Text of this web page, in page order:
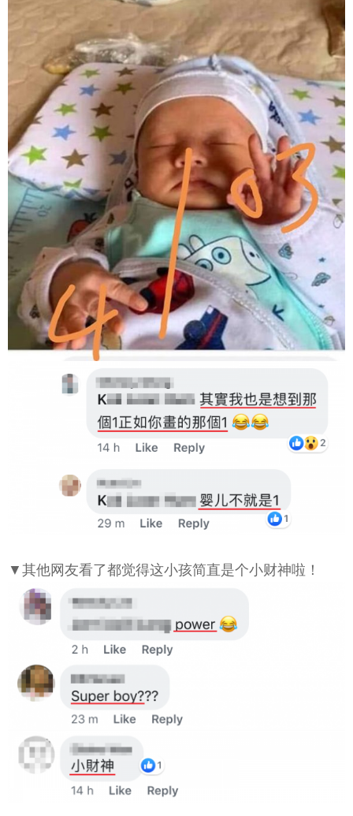
▼其他网友看了都觉得这小孩简直是个小财神啦！